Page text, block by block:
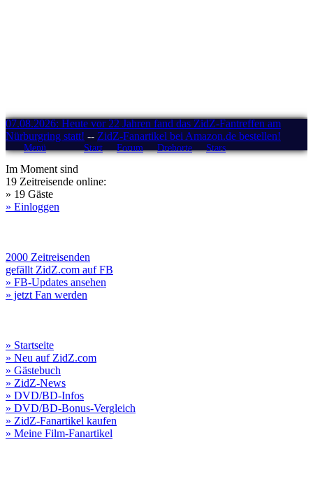
07.08.2026: Heute vor 22 Jahren fand das ZidZ-Fantreffen am
Nürburgring statt! -- ZidZ-Fanartikel bei Amazon.de bestellen!
Menü Start Forum Drehorte Stars
Im Moment sind
19 Zeitreisende online:
» 19 Gäste
» Einloggen
2000 Zeitreisenden
gefällt ZidZ.com auf FB
» FB-Updates ansehen
» jetzt Fan werden
» Startseite
» Neu auf ZidZ.com
» Gästebuch
» ZidZ-News
» DVD/BD-Infos
» DVD/BD-Bonus-Vergleich
» ZidZ-Fanartikel kaufen
» Meine Film-Fanartikel